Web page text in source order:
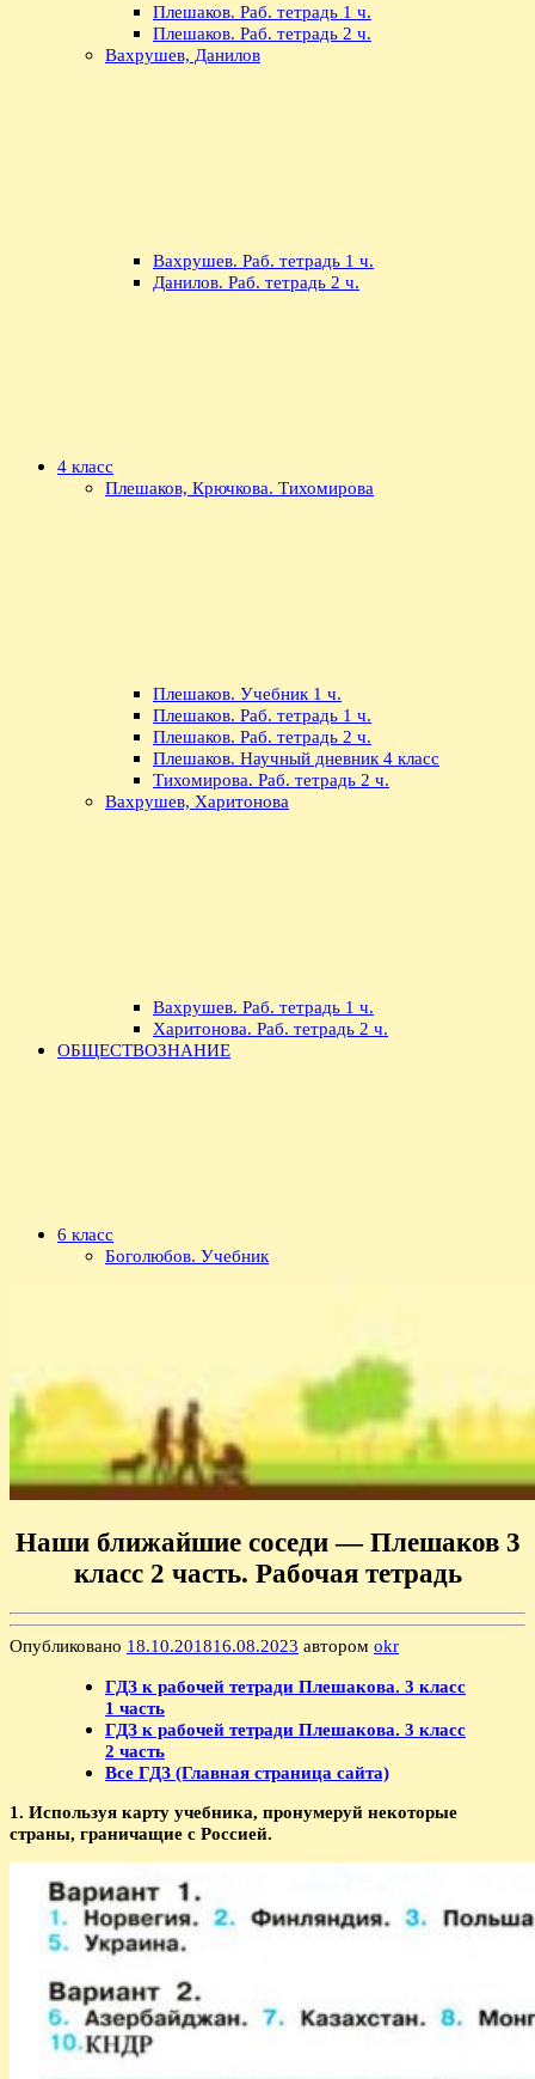
Плешаков. Раб. тетрадь 1 ч.
Плешаков. Раб. тетрадь 2 ч.
Вахрушев, Данилов
Вахрушев. Раб. тетрадь 1 ч.
Данилов. Раб. тетрадь 2 ч.
4 класс
Плешаков, Крючкова. Тихомирова
Плешаков. Учебник 1 ч.
Плешаков. Раб. тетрадь 1 ч.
Плешаков. Раб. тетрадь 2 ч.
Плешаков. Научный дневник 4 класс
Тихомирова. Раб. тетрадь 2 ч.
Вахрушев, Харитонова
Вахрушев. Раб. тетрадь 1 ч.
Харитонова. Раб. тетрадь 2 ч.
ОБЩЕСТВОЗНАНИЕ
6 класс
Боголюбов. Учебник
Наши ближайшие соседи — Плешаков 3
класс 2 часть. Рабочая тетрадь
Опубликовано 18.10.201816.08.2023 автором okr
ГДЗ к рабочей тетради Плешакова. 3 класс
1 часть
ГДЗ к рабочей тетради Плешакова. 3 класс
2 часть
Все ГДЗ (Главная страница сайта)
1. Используя карту учебника, пронумеруй некоторые
страны, граничащие с Россией.